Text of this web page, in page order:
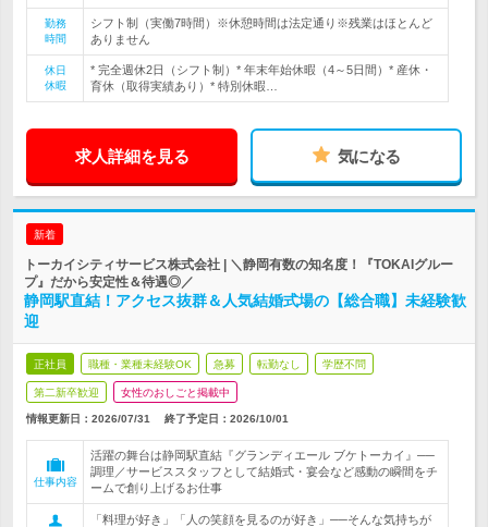
勤務
時間
シフト制（実働7時間）※休憩時間は法定通り※残業はほとんど
ありません
休日
休暇
* 完全週休2日（シフト制）* 年末年始休暇（4～5日間）* 産休・
育休（取得実績あり）* 特別休暇…
求人詳細を見る 気になる
新着
トーカイシティサービス株式会社 | ＼静岡有数の知名度！『TOKAIグルー
プ』だから安定性＆待遇◎／
静岡駅直結！アクセス抜群＆人気結婚式場の【総合職】未経験歓
迎
正社員 職種・業種未経験OK 急募 転勤なし 学歴不問
第二新卒歓迎 女性のおしごと掲載中
情報更新日：2026/07/31 終了予定日： 2026/10/01
仕事内容
活躍の舞台は静岡駅直結『グランディエール ブケトーカイ』──
調理／サービススタッフとして結婚式・宴会など感動の瞬間をチ
ームで創り上げるお仕事
「料理が好き」「人の笑顔を見るのが好き」──そんな気持ちが